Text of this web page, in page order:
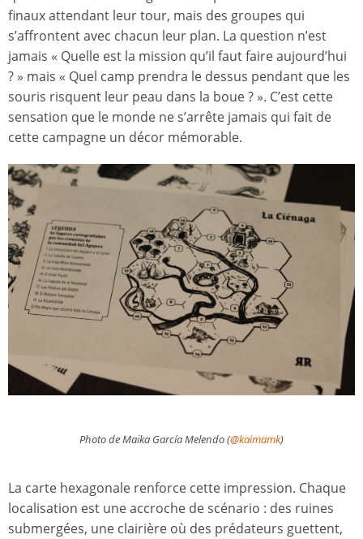
finaux attendant leur tour, mais des groupes qui
s’affrontent avec chacun leur plan. La question n’est
jamais « Quelle est la mission qu’il faut faire aujourd’hui
? » mais « Quel camp prendra le dessus pendant que les
souris risquent leur peau dans la boue ? ». C’est cette
sensation que le monde ne s’arrête jamais qui fait de
cette campagne un décor mémorable.
Photo de Maika García Melendo (@kaimamk)
La carte hexagonale renforce cette impression. Chaque
localisation est une accroche de scénario : des ruines
submergées, une clairière où des prédateurs guettent,